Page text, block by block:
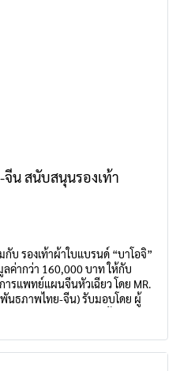
น สนับสนุนรองเท้า
รองเท้าผ้าใบแบรนด์ “บาโอจิ”
ค่ากว่า 160,000 บาท ให้กับ
รแพทย์แผนจีนหัวเฉียว โดย MR.
นธภาพไทย-จีน) รับมอบโดย ผู้
การคลินิกฯ) และคณะผู้บริหาร
าพทั้งหมดจะนำไปแจกจ่ายใน
ารแพทย์แผนจีนได้นำไปใช้